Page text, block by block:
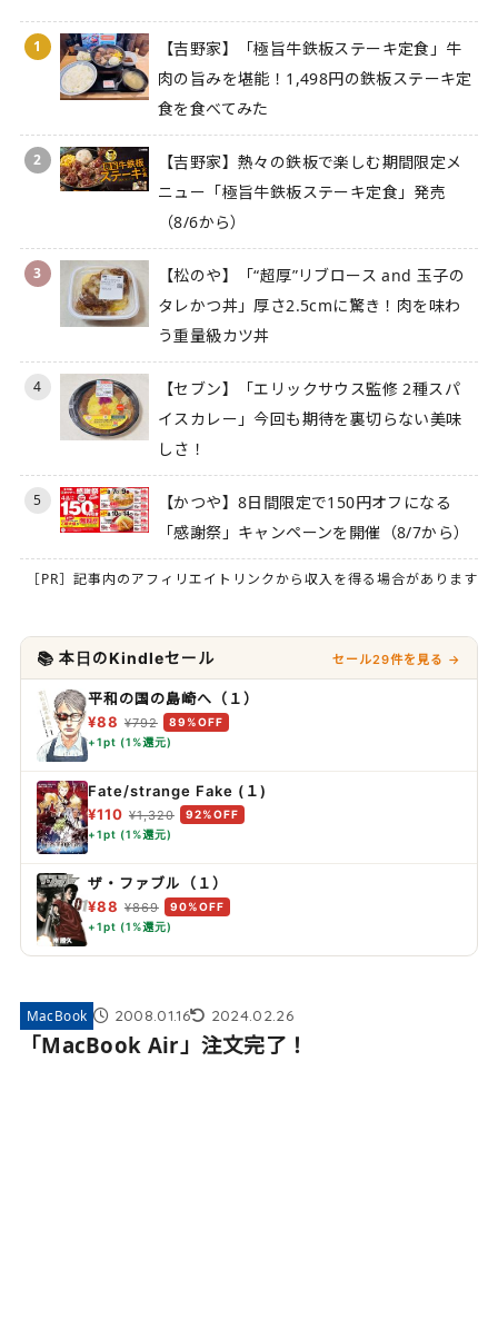
1
【吉野家】「極旨牛鉄板ステーキ定食」牛
肉の旨みを堪能！1,498円の鉄板ステーキ定
食を食べてみた
2
【吉野家】熱々の鉄板で楽しむ期間限定メ
ニュー「極旨牛鉄板ステーキ定食」発売
（8/6から）
3
【松のや】「“超厚”リブロース and 玉子の
タレかつ丼」厚さ2.5cmに驚き！肉を味わ
う重量級カツ丼
4
【セブン】「エリックサウス監修 2種スパ
イスカレー」今回も期待を裏切らない美味
しさ！
5
【かつや】8日間限定で150円オフになる
「感謝祭」キャンペーンを開催（8/7から）
［PR］記事内のアフィリエイトリンクから収入を得る場合があります
📚 本日のKindleセール セール29件を見る →
平和の国の島崎へ（１）
¥88 ¥792
89%OFF
+1pt (1%還元)
Fate/strange Fake (１)
¥110 ¥1,320
92%OFF
+1pt (1%還元)
ザ・ファブル（１）
¥88 ¥869
90%OFF
+1pt (1%還元)
MacBook 2008.01.16 2024.02.26
「MacBook Air」注文完了！